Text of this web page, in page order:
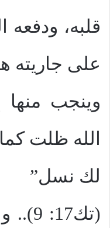
قلبه،
على جاريته
وينجب منها
الله ظلت
لك نسل”